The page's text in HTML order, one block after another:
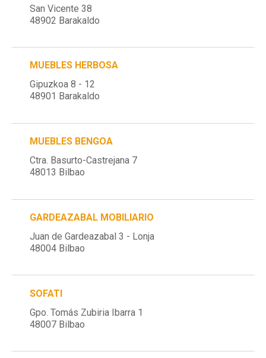
San Vicente 38
48902 Barakaldo
MUEBLES HERBOSA
Gipuzkoa 8 - 12
48901 Barakaldo
MUEBLES BENGOA
Ctra. Basurto-Castrejana 7
48013 Bilbao
GARDEAZABAL MOBILIARIO
Juan de Gardeazabal 3 - Lonja
48004 Bilbao
SOFATI
Gpo. Tomás Zubiria Ibarra 1
48007 Bilbao